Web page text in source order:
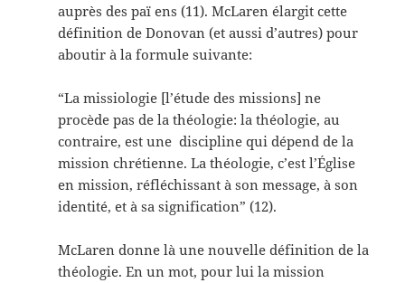
auprès des paï ens (11). McLaren élargit cette
définition de Donovan (et aussi d’autres) pour
aboutir à la formule suivante:
“La missiologie [l’étude des missions] ne
procède pas de la théologie: la théologie, au
contraire, est une discipline qui dépend de la
mission chrétienne. La théologie, c’est l’Église
en mission, réfléchissant à son message, à son
identité, et à sa signification” (12).
McLaren donne là une nouvelle définition de la
théologie. En un mot, pour lui la mission